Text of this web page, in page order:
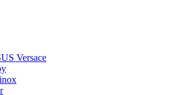
Versace